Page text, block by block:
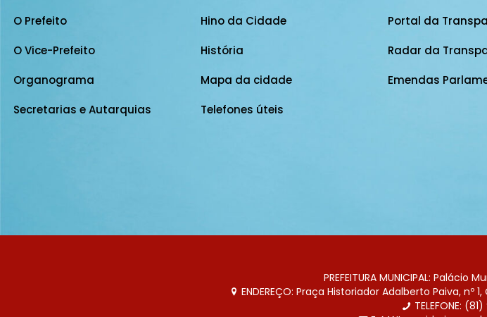
O Prefeito
O Vice-Prefeito
Organograma
Secretarias e Autarquias
Hino da Cidade
História
Mapa da cidade
Telefones úteis
Portal da
Radar da
Emendas
PREFEITURA MUNICIPAL:
ENDEREÇO: Praça Historiador Adalberto Paiva, nº
TELEFONE: